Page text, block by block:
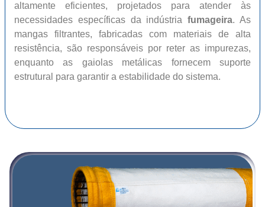
altamente eficientes, projetados para atender às
necessidades específicas da indústriafumageira. As
mangas filtrantes, fabricadas com materiais de alta
resistência, são responsáveis por reter as impurezas,
enquanto as gaiolas metálicas fornecem suporte
estrutural para garantir a estabilidade do sistema.